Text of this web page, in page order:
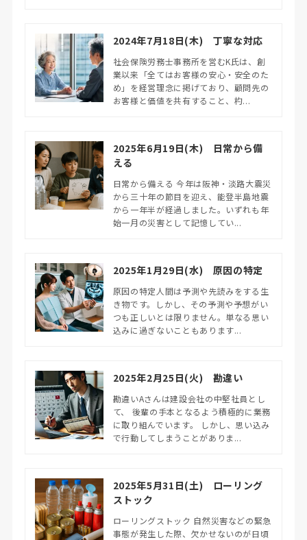
2024年7月18日(木) 丁寧な対応
社会保険労務士事務所を営むK氏は、創
業以来「全てはお客様の安心・安全のた
め」を経営理念に掲げており、顧問先の
お客様と価値を共有すること、杓...
2025年6月19日(木) 日常から備
える
日常から備える 今年は阪神・淡路大震災
から三十年の節目を迎え、能登半島地震
から一年半が経過しました。いずれも年
始一月の災害として記憶してい...
2025年1月29日(水) 原因の特定
原因の特定人間は予測や先読みをする生
き物です。しかし、その予測や予想がい
つも正しいとは限りません。単なる思い
込みに過ぎないこともあります...
2025年2月25日(火) 勘違い
勘違いAさんは建設会社の中堅社員とし
て、 後輩の手本となるよう積極的に業務
に取り組んでいます。 しかし、思い込み
で行動してしまうことがありま...
2025年5月31日(土) ローリング
ストック
ローリングストック 自然災害などの緊急
事態が発生した際、欠かせないのが日頃